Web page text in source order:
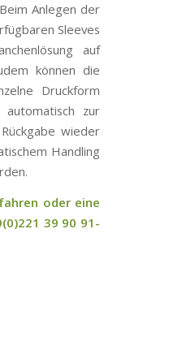
Anlegen der
Sleeves
auf
können die
Druckform
zur
wieder
Handling
oder eine
39 90 91-